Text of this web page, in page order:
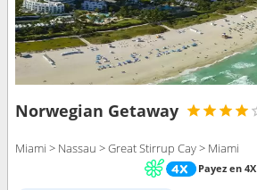
Norwegian Getaway
Miami > Nassau > Great Stirrup Cay > Miami
Payez en 4X